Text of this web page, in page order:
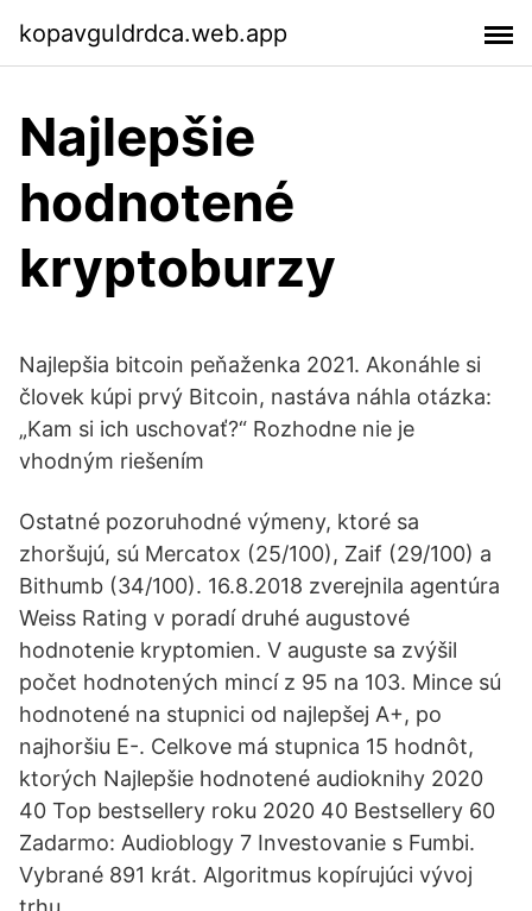
kopavguldrdca.web.app
Najlepšie
hodnotené
kryptoburzy
Najlepšia bitcoin peňaženka 2021. Akonáhle si
človek kúpi prvý Bitcoin, nastáva náhla otázka:
„Kam si ich uschovať?“ Rozhodne nie je
vhodným riešením
Ostatné pozoruhodné výmeny, ktoré sa
zhoršujú, sú Mercatox (25/100), Zaif (29/100) a
Bithumb (34/100). 16.8.2018 zverejnila agentúra
Weiss Rating v poradí druhé augustové
hodnotenie kryptomien. V auguste sa zvýšil
počet hodnotených mincí z 95 na 103. Mince sú
hodnotené na stupnici od najlepšej A+, po
najhoršiu E-. Celkove má stupnica 15 hodnôt,
ktorých Najlepšie hodnotené audioknihy 2020
40 Top bestsellery roku 2020 40 Bestsellery 60
Zadarmo: Audioblogy 7 Investovanie s Fumbi.
Vybrané 891 krát. Algoritmus kopírujúci vývoj